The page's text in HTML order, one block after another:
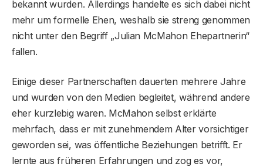
bekannt wurden. Allerdings handelte es sich dabei nicht
mehr um formelle Ehen, weshalb sie streng genommen
nicht unter den Begriff „Julian McMahon Ehepartnerin“
fallen.
Einige dieser Partnerschaften dauerten mehrere Jahre
und wurden von den Medien begleitet, während andere
eher kurzlebig waren. McMahon selbst erklärte
mehrfach, dass er mit zunehmendem Alter vorsichtiger
geworden sei, was öffentliche Beziehungen betrifft. Er
lernte aus früheren Erfahrungen und zog es vor,